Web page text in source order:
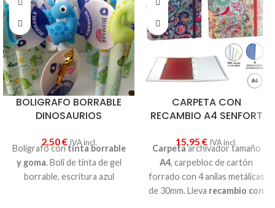
BOLIGRAFO BORRABLE
DINOSAURIOS
2,50€ IVA incl.
Bolígrafo continta borrable
y goma. Boli de tinta de gel
borrable, escritura azul
CARPETA CON
RECAMBIO A4 SENFORT
15,95 € IVA incl.
Carpetaarchivador tamaño
A4, carpebloc de cartón
forrado con 4 anilas metálicas
de 30mm. Lleva recambio con